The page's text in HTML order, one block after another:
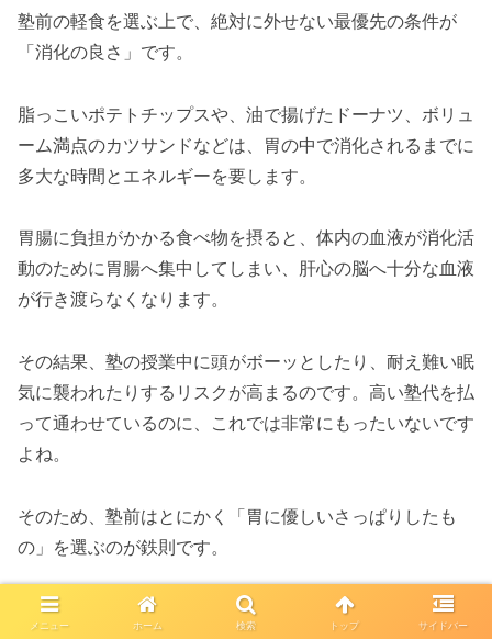
塾前の軽食を選ぶ上で、絶対に外せない最優先の条件が
「消化の良さ」です。
脂っこいポテトチップスや、油で揚げたドーナツ、ボリュ
ーム満点のカツサンドなどは、胃の中で消化されるまでに
多大な時間とエネルギーを要します。
胃腸に負担がかかる食べ物を摂ると、体内の血液が消化活
動のために胃腸へ集中してしまい、肝心の脳へ十分な血液
が行き渡らなくなります。
その結果、塾の授業中に頭がボーッとしたり、耐え難い眠
気に襲われたりするリスクが高まるのです。高い塾代を払
って通わせているのに、これでは非常にもったいないです
よね。
そのため、塾前はとにかく「胃に優しいさっぱりしたも
の」を選ぶのが鉄則です。
具材がシンプルな梅や鮭のおにぎり、温かいうどん、バナ
メニュー ホーム 検索 トップ サイドバー